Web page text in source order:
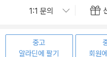
중고
알라딘에 팔기
회원